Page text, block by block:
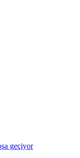
geçiyor